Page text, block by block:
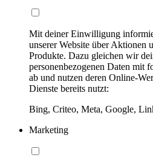
Mit deiner Einwilligung
unserer Website über Aktionen
Produkte. Dazu gleichen wir
personenbezogenen Daten mit
ab und nutzen deren Online-
Dienste bereits nutzt:
Bing, Criteo, Meta, Google,
Marketing